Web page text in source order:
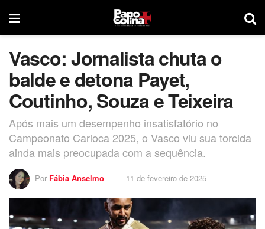
Vasco: Jornalista chuta o
balde e detona Payet,
Coutinho, Souza e Teixeira
Após mais um desempenho insatisfatório no
Campeonato Carioca 2025, o Vasco viu sua torcida
ainda mais preocupada com a sequência.
Por Fábia Anselmo 11 de fevereiro de 2025